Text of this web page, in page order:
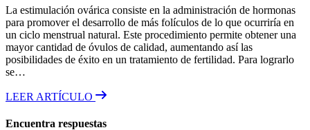
La estimulación ovárica consiste en la administración de hormonas
para promover el desarrollo de más folículos de lo que ocurriría en
un ciclo menstrual natural. Este procedimiento permite obtener una
mayor cantidad de óvulos de calidad, aumentando así las
posibilidades de éxito en un tratamiento de fertilidad. Para lograrlo
se…
LEER ARTÍCULO
Encuentra respuestas